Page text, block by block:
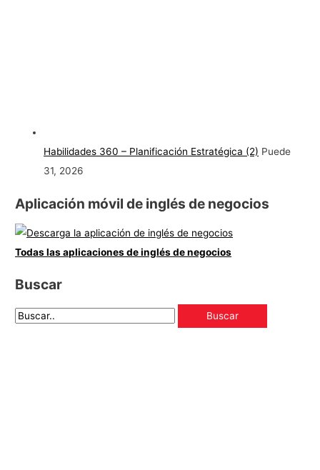
Habilidades 360 – Planificación Estratégica (2) Puede
31, 2026
Aplicación móvil de inglés de negocios
Todas las aplicaciones de inglés de negocios
Buscar